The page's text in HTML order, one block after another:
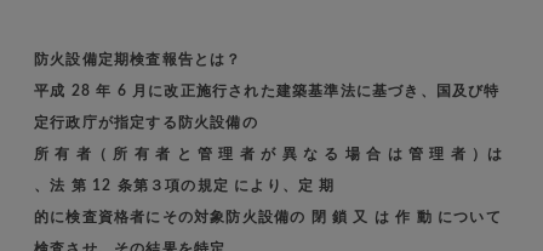
防火設備定期検査報告とは？
平成 28 年 6 月に改正施行された建築基準法に基づき、国及び特
定行政庁が指定する防火設備の
所 有 者（ 所 有 者 と 管 理 者 が 異 な る 場 合 は 管 理 者 ）は
、法 第 12 条第３項の規定 により、定 期
的に検査資格者にその対象防火設備の 閉 鎖 又 は 作 動 について